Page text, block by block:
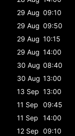
29 Aug 09:10
29 Aug 09:50
29 Aug 10:15
29 Aug 14:00
30 Aug 08:40
30 Aug 13:00
13 Sep 13:00
11 Sep
09:45
11 Sep
14:00
12 Sep 09:10